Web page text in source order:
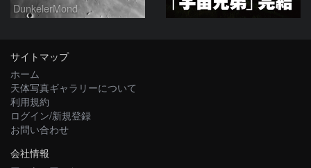
DunkelerMond
サイトマップ
ホーム
天体写真ギャラリーについて
利用規約
ログイン/新規登録
お問い合わせ
会社情報